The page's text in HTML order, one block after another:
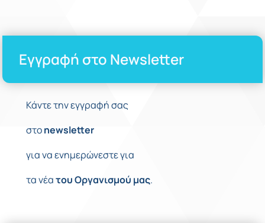
Εγγραφή στο Newsletter
Κάντε την εγγραφή σας
στοnewsletter
για να ενημερώνεστε για
τα νέατουΟργανισμού μας.